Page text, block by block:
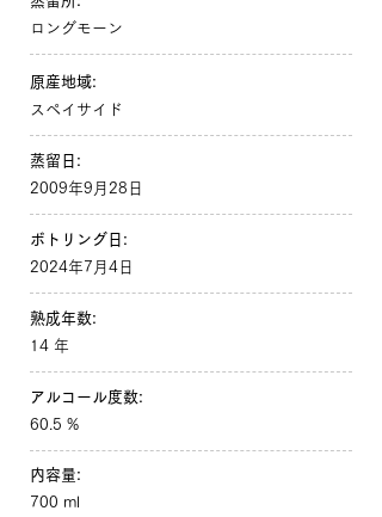
ロングモーン
原産地域:
スペイサイド
蒸留日:
2009年9月28日
ボトリング日:
2024年7月4日
熟成年数:
14 年
アルコール度数:
60.5 %
内容量:
700 ml